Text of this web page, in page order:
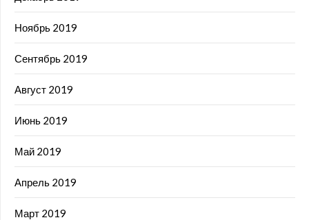
Ноябрь 2019
Сентябрь 2019
Август 2019
Июнь 2019
Май 2019
Апрель 2019
Март 2019